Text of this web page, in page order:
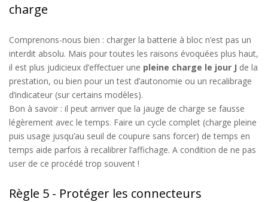
charge
Comprenons-nous bien : charger la batterie à bloc n’est pas un
interdit absolu. Mais pour toutes les raisons évoquées plus haut,
il est plus judicieux d’effectuer une pleine charge le jour J de la
prestation, ou bien pour untest d’autonomie ou un recalibrage
d’indicateur (sur certains modèles).
Bon à savoir : il peut arriver que la jauge de charge se fausse
légèrement avec le temps. Faire un cycle complet (charge pleine
puis usage jusqu’au seuil de coupure sans forcer) de temps en
temps aide parfois à recalibrer l’affichage. A condition de ne pas
user de ce procédé trop souvent !
Règle 5 - Protéger les connecteurs